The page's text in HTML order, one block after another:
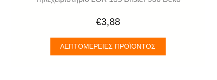
€3,88
ΛΕΠΤΟΜΈΡΕΙΕΣ ΠΡΟΪΌΝΤΟΣ